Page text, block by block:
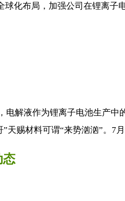
化布局，加强公司在锂离子
解液作为锂离子电池生产
赐材料可谓“来势汹汹”。7
态